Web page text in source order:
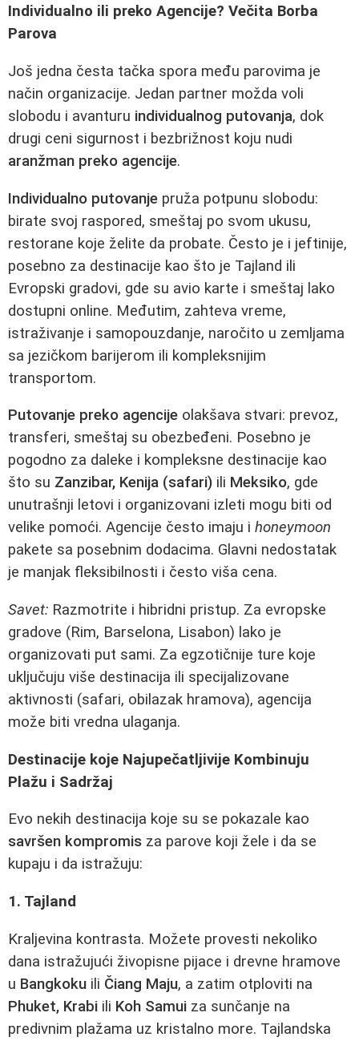
Individualno ili preko Agencije? Večita Borba
Parova
Još jedna česta tačka spora među parovima je
način organizacije. Jedan partner možda voli
slobodu i avanturu individualnog putovanja, dok
drugi ceni sigurnost i bezbrižnost koju nudi
aranžman preko agencije.
Individualno putovanje pruža potpunu slobodu:
birate svoj raspored, smeštaj po svom ukusu,
restorane koje želite da probate. Često je i jeftinije,
posebno za destinacije kao što je Tajland ili
Evropski gradovi, gde su avio karte i smeštaj lako
dostupni online. Međutim, zahteva vreme,
istraživanje i samopouzdanje, naročito u zemljama
sa jezičkom barijerom ili kompleksnijim
transportom.
Putovanje preko agencije olakšava stvari: prevoz,
transferi, smeštaj su obezbeđeni. Posebno je
pogodno za daleke i kompleksne destinacije kao
što su Zanzibar, Kenija (safari) ili Meksiko, gde
unutrašnji letovi i organizovani izleti mogu biti od
velike pomoći. Agencije često imaju i honeymoon
pakete sa posebnim dodacima. Glavni nedostatak
je manjak fleksibilnosti i često viša cena.
Savet: Razmotrite i hibridni pristup. Za evropske
gradove (Rim, Barselona, Lisabon) lako je
organizovati put sami. Za egzotičnije ture koje
uključuju više destinacija ili specijalizovane
aktivnosti (safari, obilazak hramova), agencija
može biti vredna ulaganja.
Destinacije koje Najupečatljivije Kombinuju
Plažu i Sadržaj
Evo nekih destinacija koje su se pokazale kao
savršen kompromis za parove koji žele i da se
kupaju i da istražuju:
1. Tajland
Kraljevina kontrasta. Možete provesti nekoliko
dana istražujući živopisne pijace i drevne hramove
u Bangkoku ili Čiang Maju, a zatim otploviti na
Phuket, Krabi ili Koh Samui za sunčanje na
predivnim plažama uz kristalno more. Tajlandska